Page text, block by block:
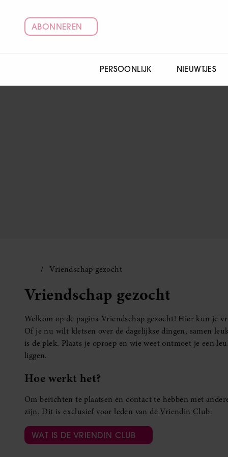
ABONNEREN
PERSOONLIJK NIEUWTJES
Vriendschap gezocht
Vriendschap gezocht
Welkom op de pagina Vriendschap gezocht! Hier kun je
Of je nu wilt kletsen over de dagelijkse dingen, samen
is de plek. Plaats je oproep en wie weet ontmoet je een
liggen.
Hoe werkt het?
Om berichten te plaatsen en contact te hebben met
zijn. Dit is exclusief voor leden van de Vriendin Club.
WAT IS DE VRIENDIN CLUB